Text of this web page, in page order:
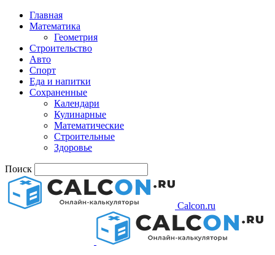
Главная
Математика
Геометрия
Строительство
Авто
Спорт
Еда и напитки
Сохраненные
Календари
Кулинарные
Математические
Строительные
Здоровье
Поиск
Calcon.ru